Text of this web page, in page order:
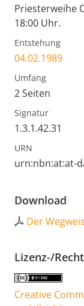
Priesterweihe
18:00 Uhr.
Entstehung
04.02.1989
Umfang
2 Seiten
Signatur
1.3.1.42.31
URN
urn:nbn:at:at-
Download
Der
Lizenz-/
Creative